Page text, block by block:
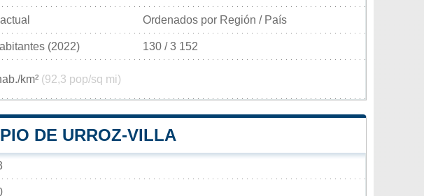
Ordenados por Región / País
(2022) 130 / 3 152
km² (92,3 pop/sq mi)
DE URROZ-VILLA